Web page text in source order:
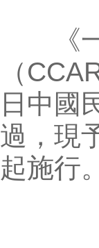
《一
（
日中國
過，現
起施行。